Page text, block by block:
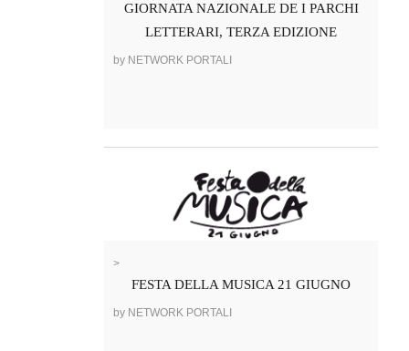
GIORNATA NAZIONALE DE I PARCHI
LETTERARI, TERZA EDIZIONE
by NETWORK PORTALI
>
FESTA DELLA MUSICA 21 GIUGNO
by NETWORK PORTALI